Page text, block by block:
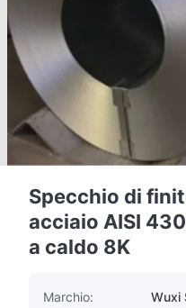
Specchio di
acciaio AISI
a caldo 8K
Marchio:
Wuxi